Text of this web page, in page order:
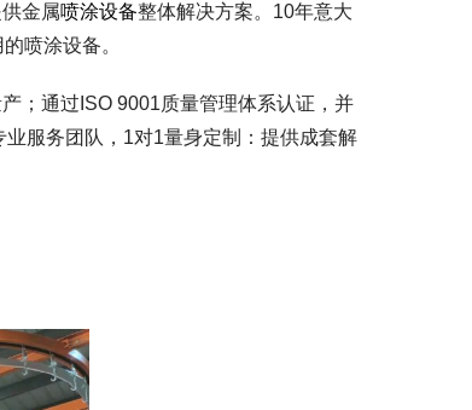
金属喷涂设备整体解决方案。10年意大
喷涂设备。
；通过ISO 9001质量管理体系认证，并
服务团队，1对1量身定制：提供成套解